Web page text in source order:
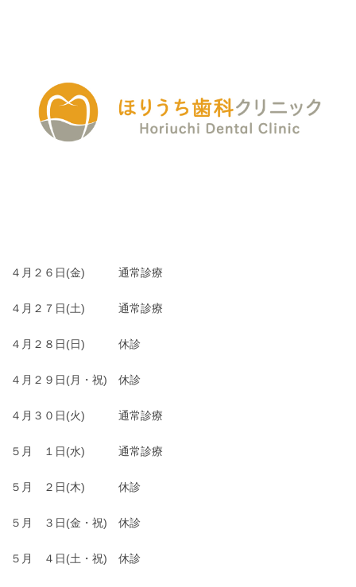
４月２６日(金) 通常診療
４月２７日(土) 通常診療
４月２８日(日) 休診
４月２９日(月・祝) 休診
４月３０日(火) 通常診療
５月 １日(水) 通常診療
５月 ２日(木) 休診
５月 ３日(金・祝) 休診
５月 ４日(土・祝) 休診